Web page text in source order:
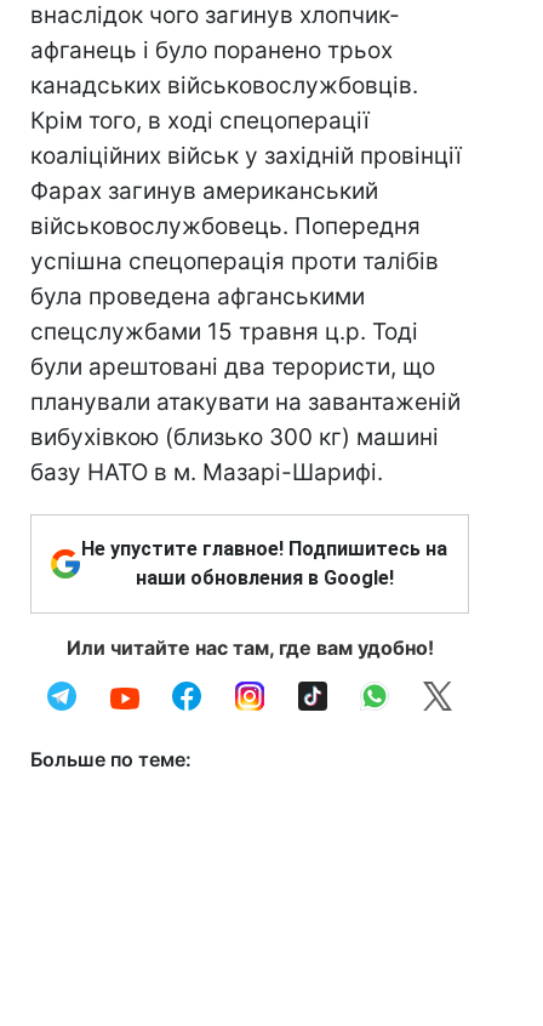
внаслідок чого загинув хлопчик-
афганець і було поранено трьох
канадських військовослужбовців.
Крім того, в ході спецоперації
коаліційних військ у західній провінції
Фарах загинув американський
військовослужбовець. Попередня
успішна спецоперація проти талібів
була проведена афганськими
спецслужбами 15 травня ц.р. Тоді
були арештовані два терористи, що
планували атакувати на завантаженій
вибухівкою (близько 300 кг) машині
базу НАТО в м. Мазарі-Шарифі.
Не упустите главное! Подпишитесь на
наши обновления в Google!
Или читайте нас там, где вам удобно!
Больше по теме: